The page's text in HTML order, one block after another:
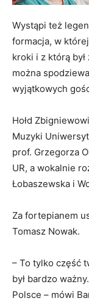
Wystąpi też
formacja, w
kroki i z którą
można
wyjątkowych
Hołd
Muzyki
prof. Grzegorza
UR, a wokalnie
Łobaszewska i
Za fortepianem
Tomasz Nowak.
– To tylko część
był bardzo
Polsce – mówi